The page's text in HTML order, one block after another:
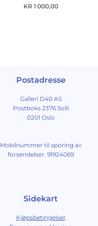
KR 1 000,00
Postadresse
Galleri D40 AS
Postboks 2376 Solli
0201 Oslo
Mobilnummer til sporing av
forsendelser: 91924069
Sidekart
Kjøpsbetingelser